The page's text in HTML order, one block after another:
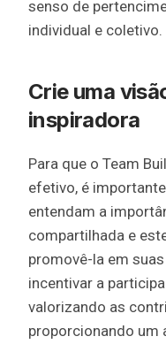
senso de
individual e coletivo.
Crie uma
inspiradora
Para que o Team
efetivo, é
entendam a
compartilhada e
promovê-la em
incentivar a
valorizando as
proporcionando um